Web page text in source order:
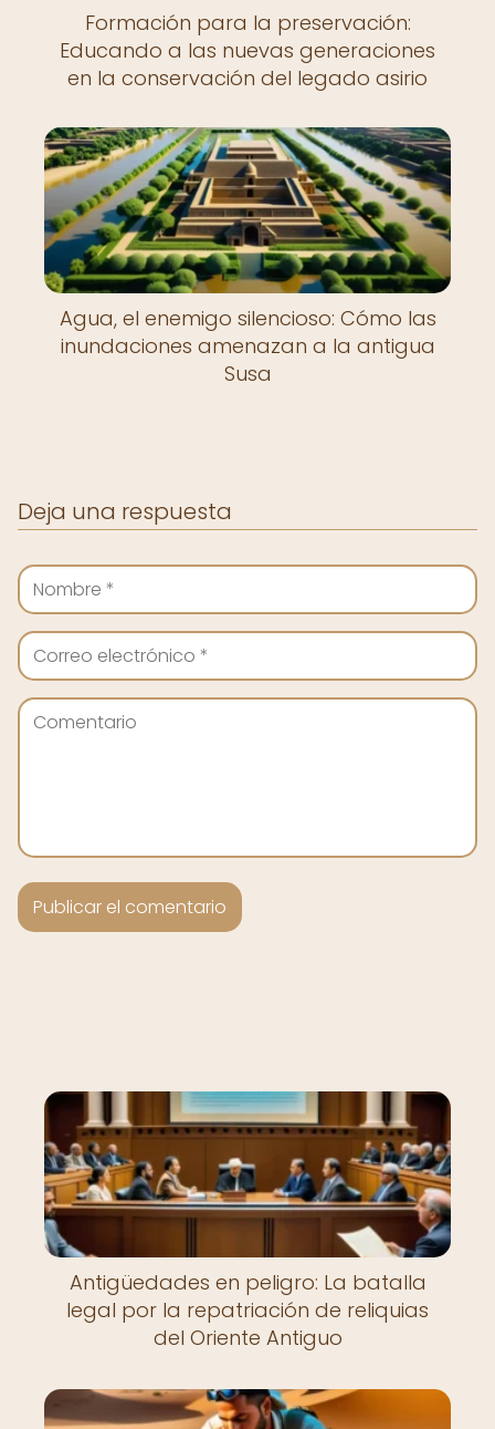
Formación para la preservación:
Educando a las nuevas generaciones
en la conservación del legado asirio
Agua, el enemigo silencioso: Cómo las
inundaciones amenazan a la antigua
Susa
Deja una respuesta
Antigüedades en peligro: La batalla
legal por la repatriación de reliquias
del Oriente Antiguo